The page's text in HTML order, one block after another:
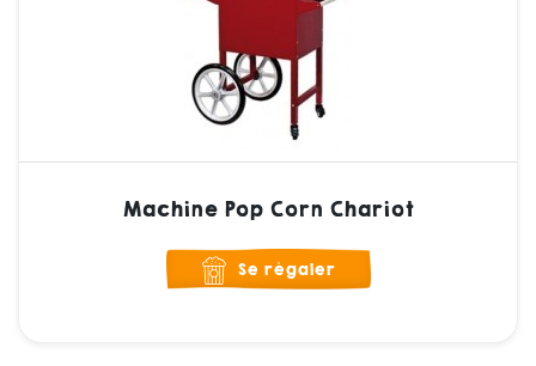
Machine Pop Corn Chariot
Se régaler